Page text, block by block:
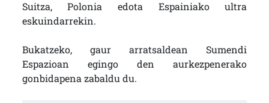
Suitza, Polonia edota Espainiako ultra
eskuindarrekin.
Bukatzeko, gaur arratsaldean Sumendi
Espazioan egingo den aurkezpenerako
gonbidapena zabaldu du.